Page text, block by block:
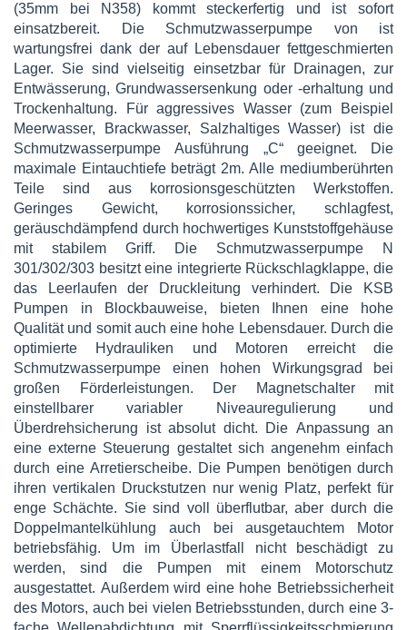
(35mm bei N358) kommt steckerfertig und ist sofort
einsatzbereit. Die Schmutzwasserpumpe von ist
wartungsfrei dank der auf Lebensdauer fettgeschmierten
Lager. Sie sind vielseitig einsetzbar für Drainagen, zur
Entwässerung, Grundwassersenkung oder -erhaltung und
Trockenhaltung. Für aggressives Wasser (zum Beispiel
Meerwasser, Brackwasser, Salzhaltiges Wasser) ist die
Schmutzwasserpumpe Ausführung „C“ geeignet. Die
maximale Eintauchtiefe beträgt 2m. Alle mediumberührten
Teile sind aus korrosionsgeschützten Werkstoffen.
Geringes Gewicht, korrosionssicher, schlagfest,
geräuschdämpfend durch hochwertiges Kunststoffgehäuse
mit stabilem Griff. Die Schmutzwasserpumpe N
301/302/303 besitzt eine integrierte Rückschlagklappe, die
das Leerlaufen der Druckleitung verhindert. Die KSB
Pumpen in Blockbauweise, bieten Ihnen eine hohe
Qualität und somit auch eine hohe Lebensdauer. Durch die
optimierte Hydrauliken und Motoren erreicht die
Schmutzwasserpumpe einen hohen Wirkungsgrad bei
großen Förderleistungen. Der Magnetschalter mit
einstellbarer variabler Niveauregulierung und
Überdrehsicherung ist absolut dicht. Die Anpassung an
eine externe Steuerung gestaltet sich angenehm einfach
durch eine Arretierscheibe. Die Pumpen benötigen durch
ihren vertikalen Druckstutzen nur wenig Platz, perfekt für
enge Schächte. Sie sind voll überflutbar, aber durch die
Doppelmantelkühlung auch bei ausgetauchtem Motor
betriebsfähig. Um im Überlastfall nicht beschädigt zu
werden, sind die Pumpen mit einem Motorschutz
ausgestattet. Außerdem wird eine hohe Betriebssicherheit
des Motors, auch bei vielen Betriebsstunden, durch eine 3-